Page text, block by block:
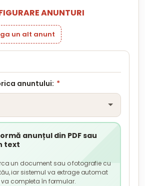
ANUNTURI
un alt anunt
anuntului: *
anunțul din PDF sau
text
un document sau o fotografie cu
iar sistemul va extrage automat
va completa în formular.